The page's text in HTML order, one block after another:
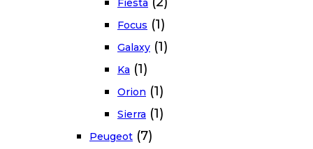
Focus (1)
Galaxy (1)
Ka (1)
Orion (1)
Sierra (1)
Peugeot (7)